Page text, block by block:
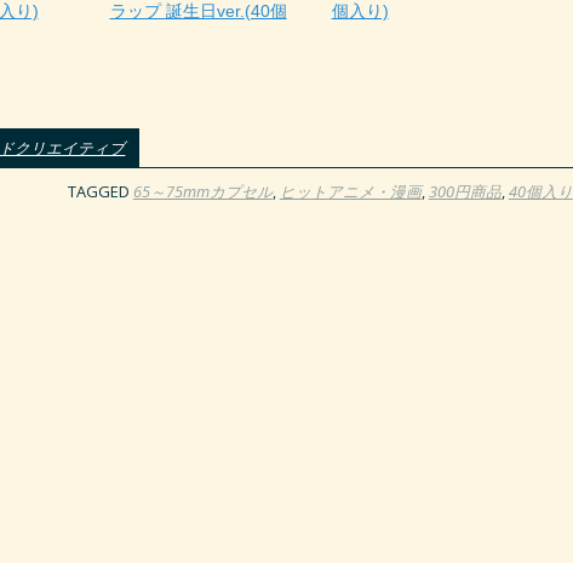
り)
ラップ 誕生日ver.(40個
個入り)
クリエイティブ
TAGGED 65～75mmカプセル, ヒットアニメ・漫画,300円商品,40個入り